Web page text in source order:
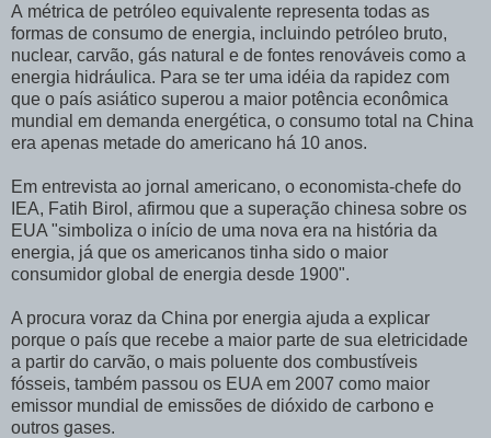
A métrica de petróleo equivalente representa todas as
formas de consumo de energia, incluindo petróleo bruto,
nuclear, carvão, gás natural e de fontes renováveis como a
energia hidráulica. Para se ter uma idéia da rapidez com
que o país asiático superou a maior potência econômica
mundial em demanda energética, o consumo total na China
era apenas metade do americano há 10 anos.
Em entrevista ao jornal americano, o economista-chefe do
IEA, Fatih Birol, afirmou que a superação chinesa sobre os
EUA "simboliza o início de uma nova era na história da
energia, já que os americanos tinha sido o maior
consumidor global de energia desde 1900".
A procura voraz da China por energia ajuda a explicar
porque o país que recebe a maior parte de sua eletricidade
a partir do carvão, o mais poluente dos combustíveis
fósseis, também passou os EUA em 2007 como maior
emissor mundial de emissões de dióxido de carbono e
outros gases.